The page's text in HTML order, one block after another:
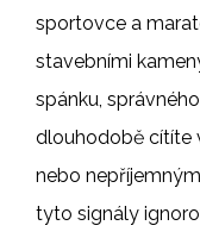
sportovce a
stavebními
spánku,
dlouhodobě cítíte
nebo
tyto signály